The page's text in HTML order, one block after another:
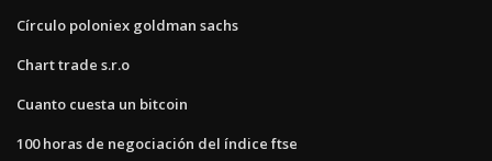
Círculo poloniex goldman sachs
Chart trade s.r.o
Cuanto cuesta un bitcoin
100 horas de negociación del índice ftse